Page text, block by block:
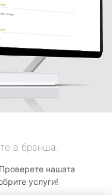
в бранша.
нашата
услуги!